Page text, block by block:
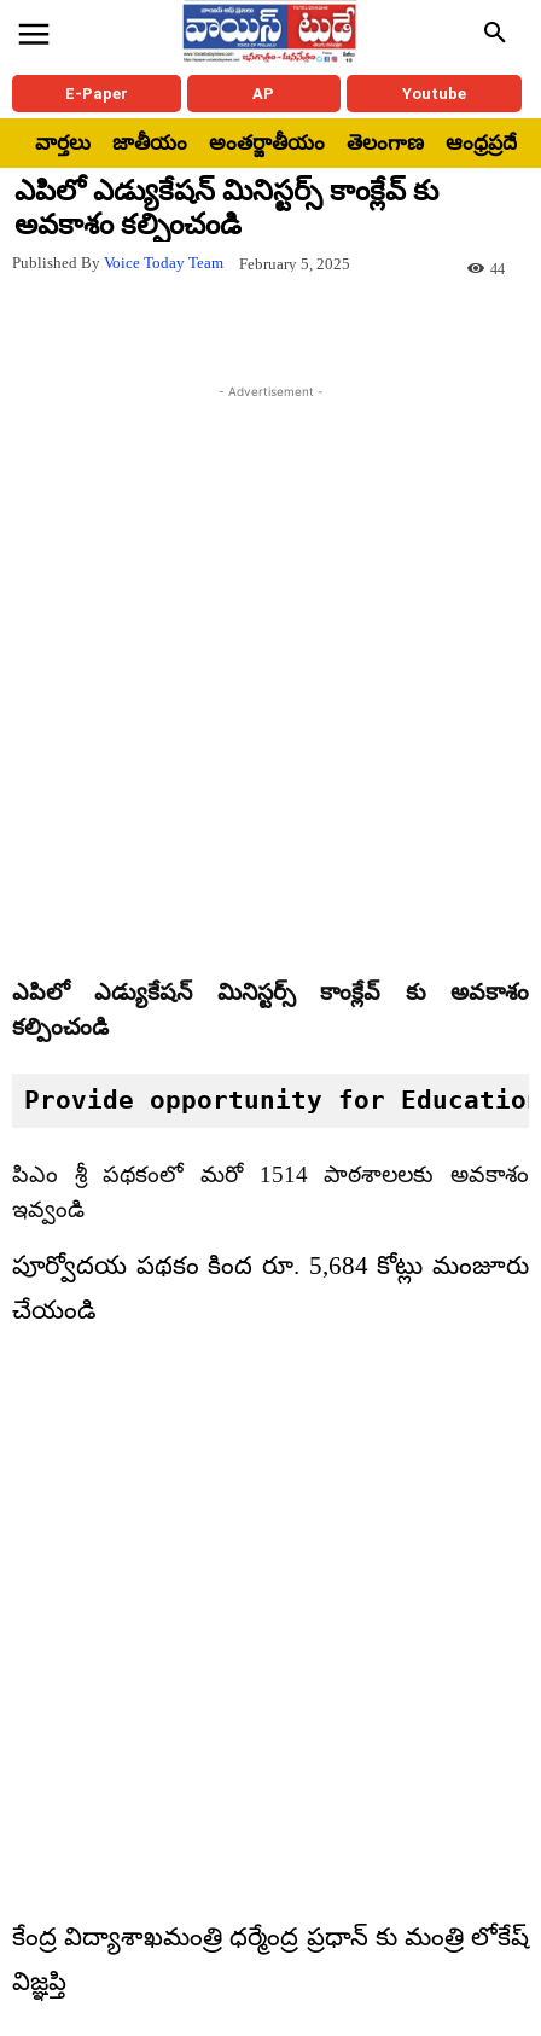
E-Paper AP Youtube
వార్తలు జాతీయం అంతర్జాతీయం తెలంగాణ ఆంధ్రప్రదేశ్
ఎపిలో ఎడ్యుకేషన్ మినిస్టర్స్ కాంక్లేవ్ కు
అవకాశం కల్పించండి
Published By Voice Today Team February 5, 2025 44
- Advertisement -
ఎపిలో ఎడ్యుకేషన్ మినిస్టర్స్ కాంక్లేవ్ కు అవకాశం
కల్పించండి
Provide opportunity for
పిఎం శ్రీ పథకంలో మరో 1514 పాఠశాలలకు అవకాశం
ఇవ్వండి
పూర్వోదయ పథకం కింద రూ. 5,684 కోట్లు మంజూరు
చేయండి
కేంద్ర విద్యాశాఖమంత్రి ధర్మేంద్ర ప్రధాన్ కు మంత్రి లోకేష్
విజ్ఞప్తి